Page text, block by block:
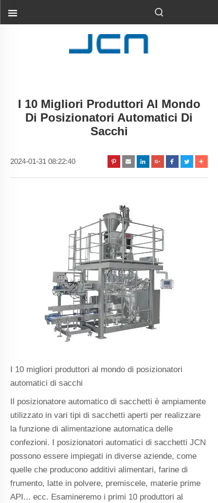
I 10 Migliori Produttori Al Mondo
Di Posizionatori Automatici Di
Sacchi
2024-01-31 08:22:40
I 10 migliori produttori al mondo di posizionatori
automatici di sacchi
Il posizionatore automatico di sacchetti è ampiamente
utilizzato in vari tipi di sacchetti aperti per realizzare
la funzione di alimentazione automatica delle
confezioni. I posizionatori automatici di sacchetti JCN
possono essere impiegati in diverse aziende, come
quelle che producono additivi alimentari, farine di
frumento, latte in polvere, premiscele, materie prime
API... ecc. Esamineremo i primi 10 produttori al